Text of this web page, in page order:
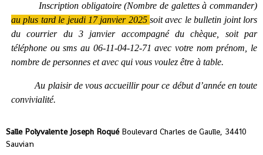
Inscription obligatoire (Nombre de galettes à commander)
au plus tard le jeudi 17 janvier 2025 soit avec le bulletin joint lors
du courrier du 3 janvier accompagné du chèque, soit par
téléphone ou sms au 06-11-04-12-71 avec votre nom prénom, le
nombre de personnes et avec qui vous voulez être à table.
Au plaisir de vous accueillir pour ce début d’année en toute
convivialité.
Salle Polyvalente Joseph RoquéBoulevard Charles de Gaulle, 34410
Sauvian